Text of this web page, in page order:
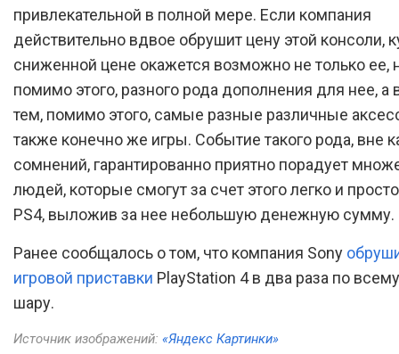
привлекательной в полной мере. Если компания
действительно вдвое обрушит цену этой консоли,
сниженной цене окажется возможно не только ее,
помимо этого, разного рода дополнения для нее, а
тем, помимо этого, самые разные различные
также конечно же игры. Событие такого рода, вне
сомнений, гарантированно приятно порадует
людей, которые смогут за счет этого легко и
PS4, выложив за нее небольшую денежную сумму.
Ранее сообщалось о том, что компания Sony
игровой приставки PlayStation 4 в два раза по
шару.
Источник изображений: «Яндекс Картинки»